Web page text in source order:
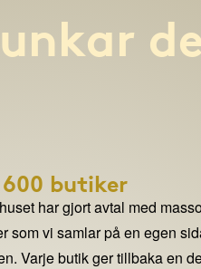
butiker
har gjort avtal med
som vi samlar på en egen
Varje butik ger tillbaka en